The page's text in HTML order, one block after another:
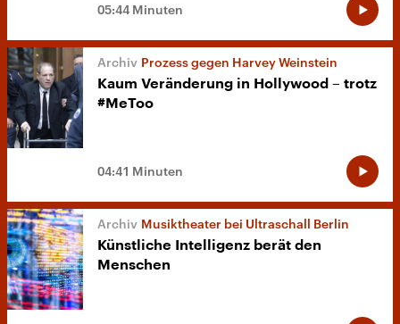
05:44 Minuten
Prozess gegen Harvey Weinstein
Kaum Veränderung in Hollywood – trotz
#MeToo
04:41 Minuten
Musiktheater bei Ultraschall Berlin
Künstliche Intelligenz berät den
Menschen